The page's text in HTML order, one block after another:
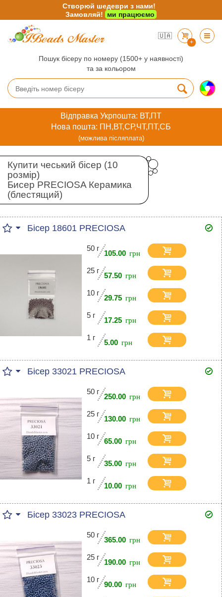
🇺🇦
+
Пошук бісеру по номеру (1500+ у наявності)
та за кольором
Відправка Укрпошта: ВТ,ПТ
Нова пошта: ПН,ВТ,СР,ЧТ,ПТ,СБ
(можлива післяплата)
Купити чеський бісер (10
розмір)
Бисер PRECIOSA Керамика
(блестящий)
Бісер 18601 PRECIOSA
50 г
105.00
25 г
57.50
10 г
29.75
5 г
17.25
1 г
5.00
Бісер 33021 PRECIOSA
50 г
250.00
25 г
130.00
10 г
65.00
5 г
35.00
1 г
10.00
Бісер 33023 PRECIOSA
50 г
365.00
25 г
190.00
10 г
90.00
Створюй шедеври з нами!
Замовляй!
ми працюємо